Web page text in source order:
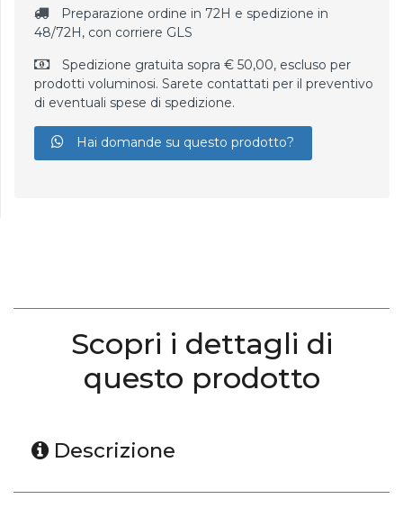
Preparazione ordine in 72H e spedizione in
48/72H, con corriere GLS
Spedizione gratuita sopra € 50,00, escluso per
prodotti voluminosi. Sarete contattati per il preventivo
di eventuali spese di spedizione.
Hai domande su questo prodotto?
Scopri i dettagli di
questo prodotto
Descrizione